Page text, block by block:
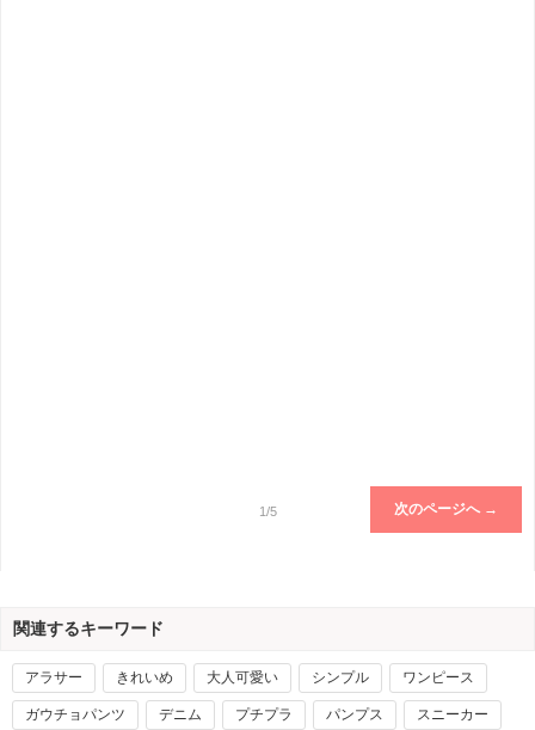
1/5 次のページへ →
関連するキーワード
アラサー きれいめ 大人可愛い シンプル ワンピース
ガウチョパンツ デニム プチプラ パンプス スニーカー